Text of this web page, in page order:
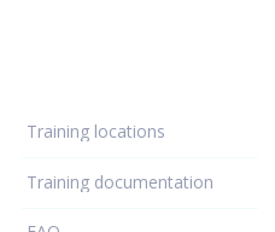
Training locations
Training documentation